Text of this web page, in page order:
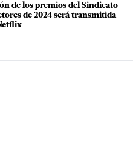
de los premios del Sindicato
de 2024 será transmitida